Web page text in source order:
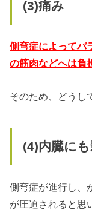
(3)痛み
側弯症によってバ
の筋肉などへは負
そのため、どうし
(4)内臓に
側弯症が進行し、
が圧迫されると思